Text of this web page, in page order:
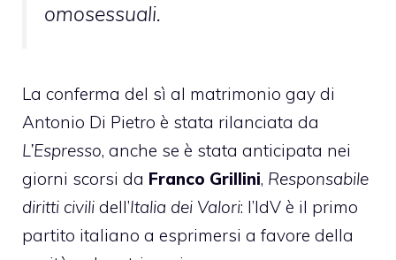
omosessuali.
La conferma del sì al matrimonio gay di
Antonio Di Pietro è stata rilanciata da
L’Espresso, anche se è stata anticipata nei
giorni scorsi da Franco Grillini, Responsabile
diritti civili dell’Italia dei Valori: l’IdV è il primo
partito italiano a esprimersi a favore della